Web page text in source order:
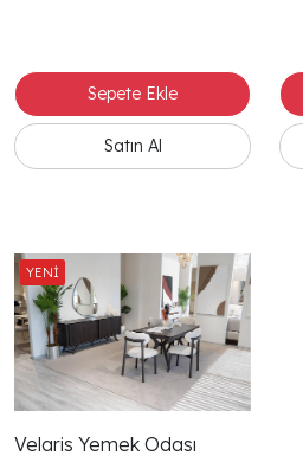
Velaris Yemek Odası